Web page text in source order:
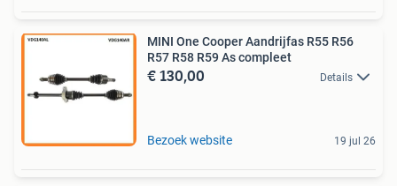
MINI One Cooper Aandrijfas R55 R56
R57 R58 R59 As compleet
€ 130,00 Details
Bezoek website 19 jul 26